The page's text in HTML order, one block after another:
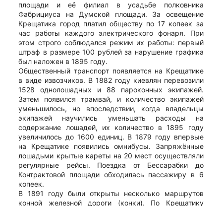
площади и её филиал в усадьбе полковника
Фабрициуса на Думской площади. За освещение
Крещатика город платил обществу по 17 копеек за
час работы каждого электрического фонаря. При
этом строго соблюдался режим их работы: первый
штраф в размере 100 рублей за нарушение графика
был наложен в 1895 году.
Общественный транспорт появляется на Крещатике
в виде извозчиков. В 1882 году киевлян перевозили
1528 однолошадных и 88 пароконных экипажей.
Затем появился трамвай, и количество экипажей
уменьшилось, но впоследствии, когда владельцы
экипажей научились уменьшать расходы на
содержание лошадей, их количество в 1895 году
увеличилось до 1600 единиц. В 1879 году впервые
на Крещатике появились омнибусы. Запряжённые
лошадьми крытые кареты на 20 мест осуществляли
регулярные рейсы. Поездка от Бессарабки до
Контрактовой площади обходилась пассажиру в 6
копеек.
В 1891 году были открыты несколько маршрутов
конной железной дороги (конки). По Крещатику